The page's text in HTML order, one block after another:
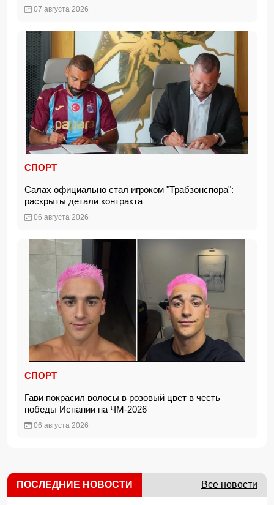
07 августа 2026
СПОРТ
Салах официально стал игроком "Трабзонспора":
раскрыты детали контракта
06 августа 2026
СПОРТ
Гави покрасил волосы в розовый цвет в честь
победы Испании на ЧМ-2026
06 августа 2026
ПОСЛЕДНИЕ НОВОСТИ Все новости